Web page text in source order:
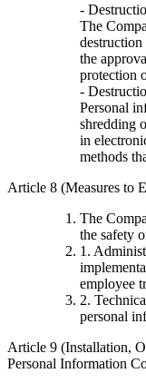
-
The
destruction
the
protection
-
Personal
shredding
in
methods
Article 8 (Measures to
The
the safety
1.
employee
2.
personal
Article 9 (Installation,
Personal Information